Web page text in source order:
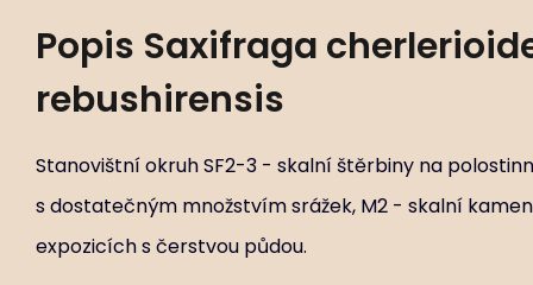
Popis Saxifraga
rebushirensis
Stanovištní okruh SF2-3 - skalní štěrbiny na
s dostatečným množstvím srážek, M2 - skalní
expozicích s čerstvou půdou.